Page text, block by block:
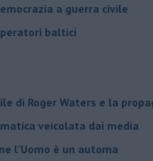
a guerra civile
baltici
di Roger Waters e la
veicolata dai media
l’Uomo è un automa